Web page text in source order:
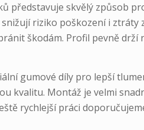
představuje skvělý způsob
riziko poškození i ztráty
škodám. Profil pevně drží
gumové díly pro lepší
kvalitu. Montáž je velmi
rychlejší práci